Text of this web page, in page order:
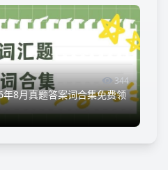
344
8月真题答案词合集免费领